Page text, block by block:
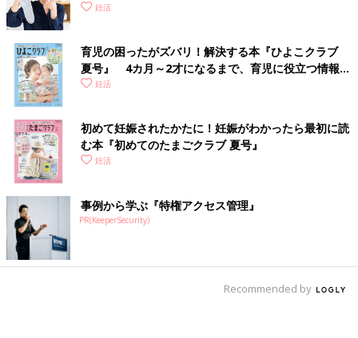
妊活
育児の困ったがズバリ！解決する本『ひよこクラブ
夏号』 4カ月～2才になるまで、育児に役立つ情報が
いっぱい！
妊活
初めて妊娠されたかたに！妊娠がわかったら最初に読
む本『初めてのたまごクラブ 夏号』
妊活
事例から学ぶ『特権アクセス管理』
PR(KeeperSecurity)
Recommended by